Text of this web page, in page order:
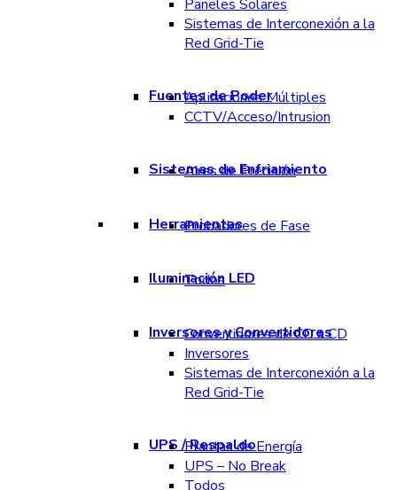
Paneles Solares
Sistemas de Interconexión a la
Red Grid-Tie
Fuentes de Poder
Aplicaciones Múltiples
CCTV/Acceso/Intrusion
Sistemas de Enfriamiento
Aires de Precisión
Herramientas
Probadores de Fase
Iluminación LED
Todos
Inversores y Convertidores
Convertidores de CD a CD
Inversores
Sistemas de Interconexión a la
Red Grid-Tie
UPS / Respaldo
Plantas de Energía
UPS – No Break
Todos